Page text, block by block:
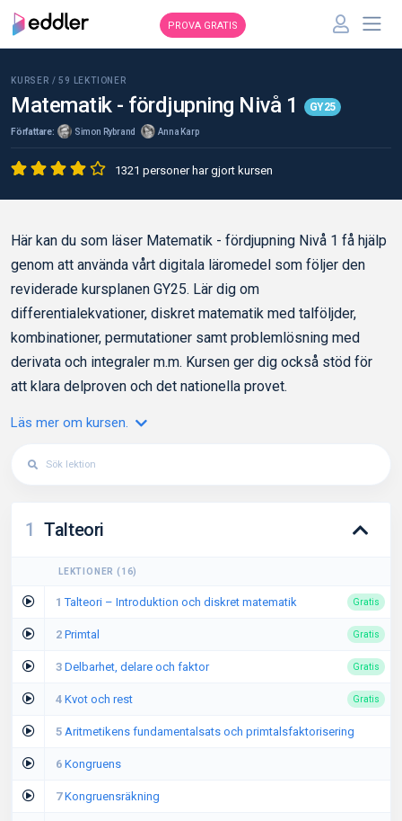
PROVA GRATIS
KURSER /59 LEKTIONER
Matematik - fördjupning Nivå 1 GY25
Författare: Simon Rybrand Anna Karp
1321 personer har gjort kursen
Här kan du som läser Matematik - fördjupning Nivå 1 få hjälp
genom att använda vårt digitala läromedel som följer den
reviderade kursplanen GY25. Lär dig om
differentialekvationer, diskret matematik med talföljder,
kombinationer, permutationer samt problemlösning med
derivata och integraler m.m. Kursen ger dig också stöd för
att klara delproven och det nationella provet.
Läs mer om kursen.
1 Talteori
LEKTIONER (16)
1Talteori – Introduktion och diskret matematik Gratis
2 Primtal Gratis
3 Delbarhet, delare och faktor Gratis
4 Kvot och rest Gratis
5 Aritmetikens fundamentalsats och primtalsfaktorisering
6 Kongruens
7Kongruensräkning